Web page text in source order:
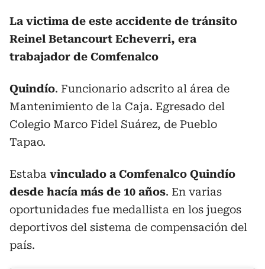
La victima de este accidente de tránsito
Reinel Betancourt Echeverri, era
trabajador de Comfenalco
Quindío. Funcionario adscrito al área de
Mantenimiento de la Caja. Egresado del
Colegio Marco Fidel Suárez, de Pueblo
Tapao.
Estaba vinculado a Comfenalco Quindío
desde hacía más de 10 años. En varias
oportunidades fue medallista en los juegos
deportivos del sistema de compensación del
país.